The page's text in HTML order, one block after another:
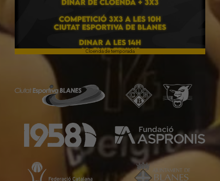
Cloenda de temporada